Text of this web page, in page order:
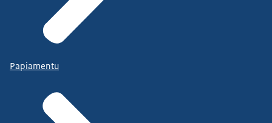
Papiamentu